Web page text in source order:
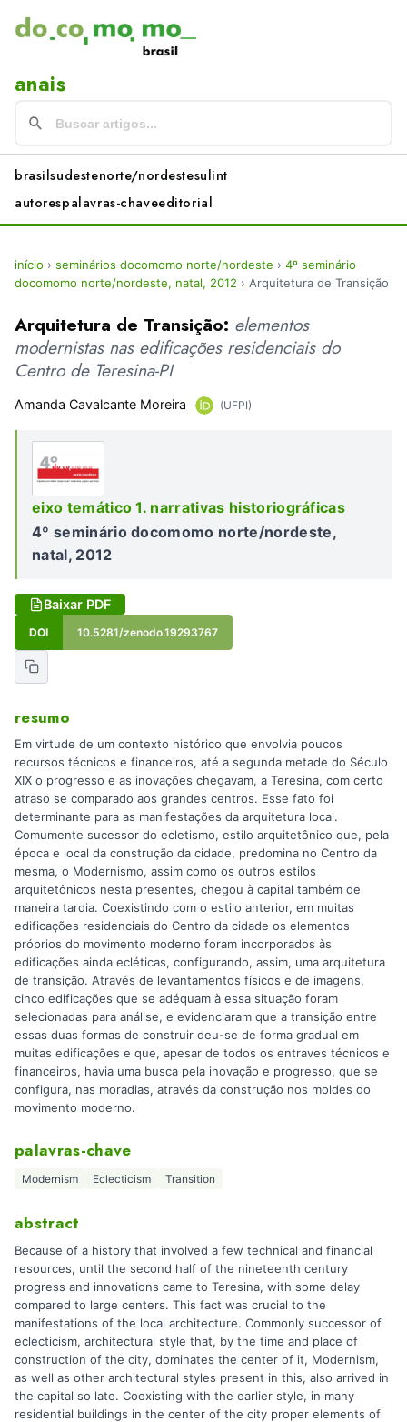
anais
brasilsudestenorte/nordestesulint
autorespalavras-chaveeditorial
início › seminários docomomo norte/nordeste › 4º seminário
docomomo norte/nordeste, natal, 2012 › Arquitetura de Transição
Arquitetura de Transição: elementos
modernistas nas edificações residenciais do
Centro de Teresina-PI
Amanda Cavalcante Moreira (UFPI)
eixo temático 1. narrativas historiográficas
4º seminário docomomo norte/nordeste,
natal, 2012
Baixar PDF
DOI 10.5281/zenodo.19293767
resumo
Em virtude de um contexto histórico que envolvia poucos
recursos técnicos e financeiros, até a segunda metade do Século
XIX o progresso e as inovações chegavam, a Teresina, com certo
atraso se comparado aos grandes centros. Esse fato foi
determinante para as manifestações da arquitetura local.
Comumente sucessor do ecletismo, estilo arquitetônico que, pela
época e local da construção da cidade, predomina no Centro da
mesma, o Modernismo, assim como os outros estilos
arquitetônicos nesta presentes, chegou à capital também de
maneira tardia. Coexistindo com o estilo anterior, em muitas
edificações residenciais do Centro da cidade os elementos
próprios do movimento moderno foram incorporados às
edificações ainda ecléticas, configurando, assim, uma arquitetura
de transição. Através de levantamentos físicos e de imagens,
cinco edificações que se adéquam à essa situação foram
selecionadas para análise, e evidenciaram que a transição entre
essas duas formas de construir deu-se de forma gradual em
muitas edificações e que, apesar de todos os entraves técnicos e
financeiros, havia uma busca pela inovação e progresso, que se
configura, nas moradias, através da construção nos moldes do
movimento moderno.
palavras-chave
Modernism Eclecticism Transition
abstract
Because of a history that involved a few technical and financial
resources, until the second half of the nineteenth century
progress and innovations came to Teresina, with some delay
compared to large centers. This fact was crucial to the
manifestations of the local architecture. Commonly successor of
eclecticism, architectural style that, by the time and place of
construction of the city, dominates the center of it, Modernism,
as well as other architectural styles present in this, also arrived in
the capital so late. Coexisting with the earlier style, in many
residential buildings in the center of the city proper elements of